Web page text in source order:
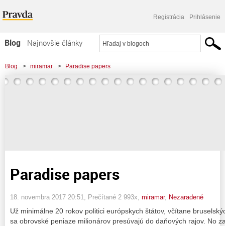
Registrácia Prihlásenie
Blog
Najnovšie články
Najčítanejšie články
Najkomentovanejšie články
Blog > miramar > Paradise papers
Paradise papers
18. novembra 2017 20:51 , Prečítané 2 993x, miramar, Nezaradené
Už minimálne 20 rokov politici európskych štátov, včítane
sa obrovské peniaze milionárov presúvajú do daňových rajov. No